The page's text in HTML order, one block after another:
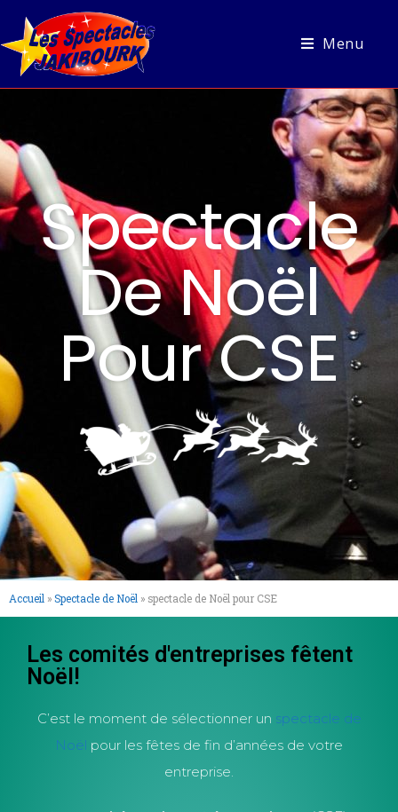
Menu
Spectacle
De Noël
Pour CSE​
Accueil » Spectacle de Noël » spectacle de Noël pour CSE
Les comités d'entreprises fêtent
Noël!​
C’est le moment de sélectionner un spectacle de
Noël pour les fêtes de fin d’années de votre
entreprise.